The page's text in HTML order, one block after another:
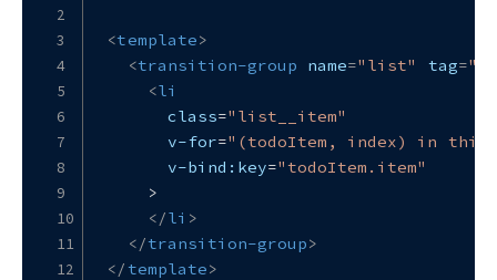
<template>
<transition-group name="list" tag=
<li
class="list__item"
v-for="(todoItem, index) in
v-bind:key="todoItem.item"
    >
</li >
</transition-group>
</template>